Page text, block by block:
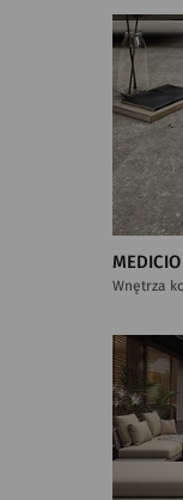
MEDICIO
Wnętrza